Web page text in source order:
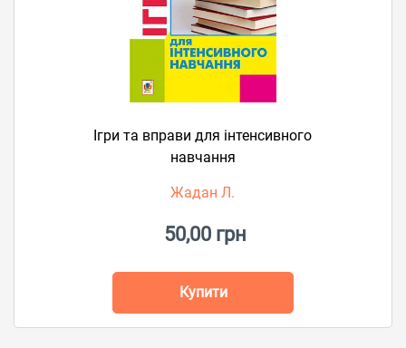
Ігри та вправи для інтенсивного
навчання
Жадан Л.
50,00 грн
Купити